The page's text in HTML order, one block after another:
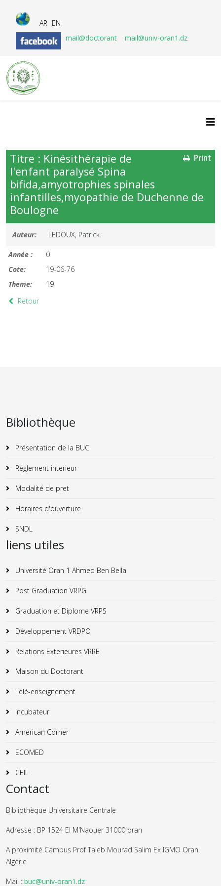
AR EN
mail@doctorant
mail@univ-oran1.dz
Print
Titre : Kinésithérapie de
l'enfant paralysé Spina
bifida,amyotrophies spinales
infantilles,myopathie de Duchenne de
Boulogne
Auteur: LEDOUX, Patrick.
Année :
0
Cote:
19-06-76
Theme:
19
Retour
Bibliothèque
Présentation de la BUC
Réglement interieur
Modalité de pret
Horaires d'ouverture
SNDL
liens utiles
Université Oran 1 Ahmed Ben Bella
Post Graduation VRPG
Graduation et Diplome VRPS
Développement VRDPO
Relations Exterieures VRRE
Maison du Doctorant
Télé-enseignement
Incubateur
American Corner
ECOMED
CEIL
Contact
Bibliothèque Universitaire Centrale
Adresse : BP 1524 El M'Naouer 31000 oran
A proximité Campus Prof Taleb Mourad Salim Ex IGMO Oran.
Algérie
Mail : buc@univ-oran1.dz